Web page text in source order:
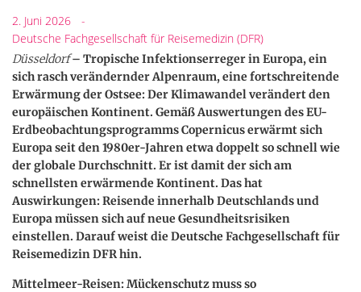
2. Juni 2026
-
Deutsche Fachgesellschaft für Reisemedizin (DFR)
Düsseldorf– Tropische Infektionserreger in Europa, ein
sich rasch verändernder Alpenraum, eine fortschreitende
Erwärmung der Ostsee: Der Klimawandel verändert den
europäischen Kontinent. Gemäß Auswertungen des EU-
Erdbeobachtungsprogramms Copernicus erwärmt sich
Europa seit den 1980er-Jahren etwa doppelt so schnell wie
der globale Durchschnitt. Er ist damit der sich am
schnellsten erwärmende Kontinent. Das hat
Auswirkungen: Reisende innerhalb Deutschlands und
Europa müssen sich auf neue Gesundheitsrisiken
einstellen. Darauf weist die Deutsche Fachgesellschaft für
Reisemedizin DFR hin.
Mittelmeer-Reisen: Mückenschutz muss so